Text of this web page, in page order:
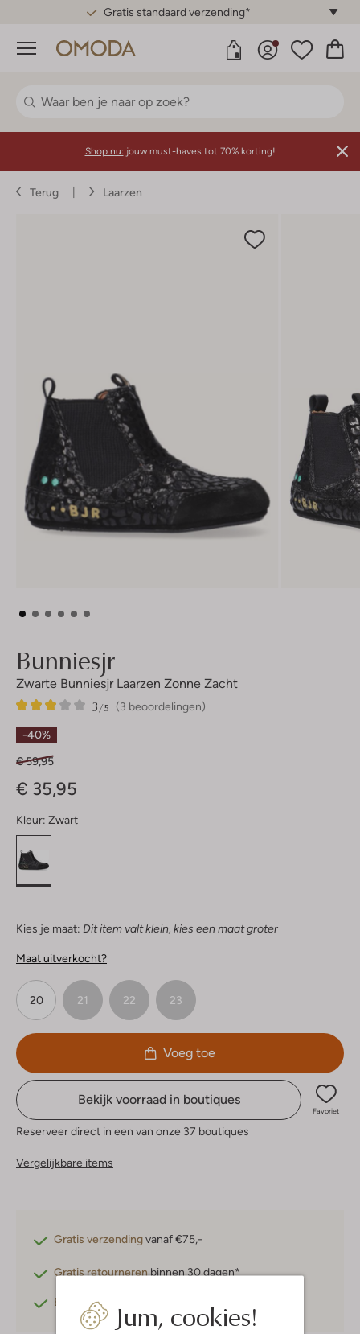
Gratis standaard verzending*
Menu
Jum, cookies!
Shop nu: jouw must-haves tot 70% korting!
Terug Laarzen
Bunniesjr
Zwarte Bunniesjr Laarzen Zonne Zacht
(3 beoordelingen)
3/5
3
3
Sterren
-40%
€ 59,95
€ 35,95
Kleur: Zwart
Kies je maat: Dit item valt klein, kies een maat groter
Maat uitverkocht?
20 21 22 23
Voeg toe
Bekijk voorraad in boutiques
Favoriet
Reserveer direct in een van onze 37 boutiques
Vergelijkbare items
Gratis verzendingvanaf €75,-
Gratis retournerenbinnen 30 dagen*
Betaal achteraf